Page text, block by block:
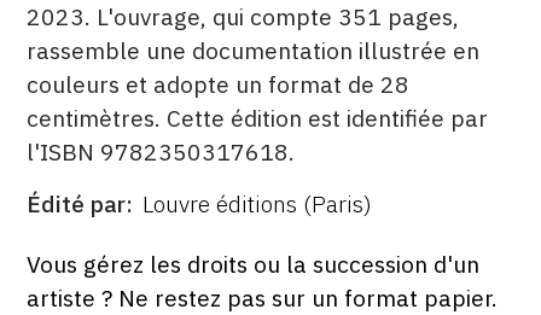
2023. L'ouvrage, qui compte 351 pages,
rassemble une documentation illustrée en
couleurs et adopte un format de 28
centimètres. Cette édition est identifiée par
l'ISBN 9782350317618.
ÉDITÉ
Édité par Louvre éditions (Paris)
FORMAT
ÉTAT
Vous gérez les droits ou la succession d'un
artiste ? Ne restez pas sur un format papier.